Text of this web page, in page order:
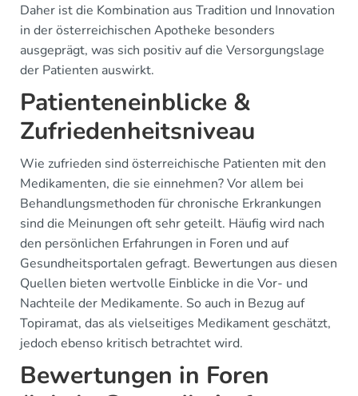
Daher ist die Kombination aus Tradition und Innovation
in der österreichischen Apotheke besonders
ausgeprägt, was sich positiv auf die Versorgungslage
der Patienten auswirkt.
Patienteneinblicke &
Zufriedenheitsniveau
Wie zufrieden sind österreichische Patienten mit den
Medikamenten, die sie einnehmen? Vor allem bei
Behandlungsmethoden für chronische Erkrankungen
sind die Meinungen oft sehr geteilt. Häufig wird nach
den persönlichen Erfahrungen in Foren und auf
Gesundheitsportalen gefragt. Bewertungen aus diesen
Quellen bieten wertvolle Einblicke in die Vor- und
Nachteile der Medikamente. So auch in Bezug auf
Topiramat, das als vielseitiges Medikament geschätzt,
jedoch ebenso kritisch betrachtet wird.
Bewertungen in Foren